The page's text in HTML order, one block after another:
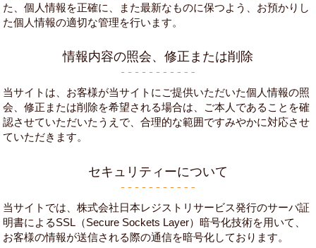
た、個人情報を正確に、また最新なものに保つよう、お預かりし
た個人情報の適切な管理を行います。
情報内容の照会、修正または削除
当サイトは、お客様が当サイトにご提供いただいた個人情報の照
会、修正または削除を希望される場合は、ご本人であることを確
認させていただいたうえで、合理的な範囲ですみやかに対応させ
ていただきます。
セキュリティーについて
当サイトでは、株式会社日本レジストリサービス発行のサーバ証
明書によるSSL（Secure Sockets Layer）暗号化技術を用いて、
お客様の情報が送信される際の通信を暗号化しております。